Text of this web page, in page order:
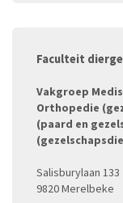
Faculteit
Vakgroep
Orthopedie
(paard en
Salisburylaan 133
9820 Merelbeke